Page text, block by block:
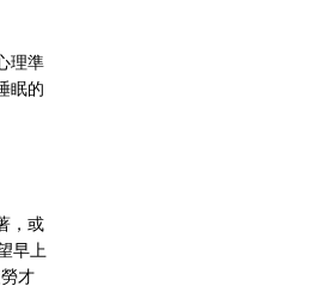
理準
眠的
，或
早上
才